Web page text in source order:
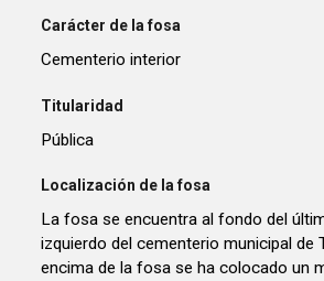
Carácter de la fosa
Cementerio interior
Titularidad
Pública
Localización de la fosa
La fosa se encuentra al fondo del
izquierdo del cementerio municipal de
encima de la fosa se ha colocado un